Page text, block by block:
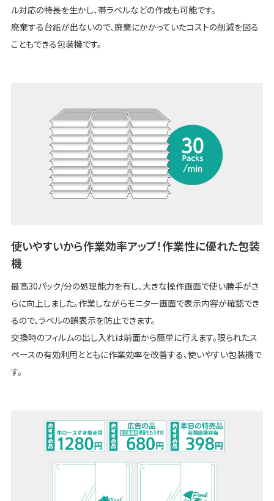
ル対応の特長を生かし、帯ラベルなどの作成も可能です。
廃棄する台紙が出ないので、廃棄にかかっていたコストの削減を図る
こともできる包装機です。
使いやすいから作業効率アップ！作業性に優れた包装
機
最高30パック/分の処理能力を有し、大きな操作画面で使い勝手がさ
らに向上しました。作業しながらモニター画面で表示内容が確認でき
るので、ラベルの誤表示を防止できます。
交換時のフィルムの出し入れは前面から簡単に行えます。限られたス
ペースの有効利用とともに作業効率を改善する、使いやすい包装機で
す。